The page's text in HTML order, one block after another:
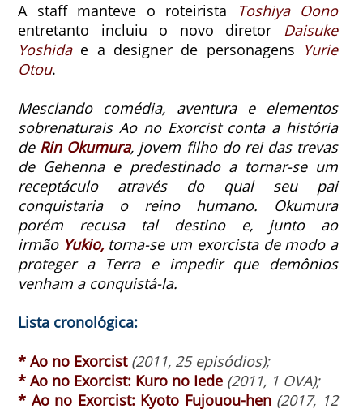
A staff manteve o roteirista
Toshiya Oono
entretanto incluiu o novo diretor Daisuke
Yoshidae a designer de personagens Yurie
Otou.
Mesclando comédia, aventura e elementos
sobrenaturais Ao no Exorcist conta a história
de Rin Okumura, jovem filho do rei das trevas
de Gehenna e predestinado a tornar-se um
receptáculo através do qual seu pai
conquistaria o reino humano. Okumura
porém recusa tal destino e, junto ao
irmão Yukio,torna-se um exorcista de modo a
proteger a Terra e impedir que demônios
venham a conquistá-la.
Lista cronológica:
* Ao no Exorcist (2011, 25 episódios);
* Ao no Exorcist: Kuro no Iede (2011, 1 OVA);
* Ao no Exorcist:Kyoto Fujouou-hen(2017, 12